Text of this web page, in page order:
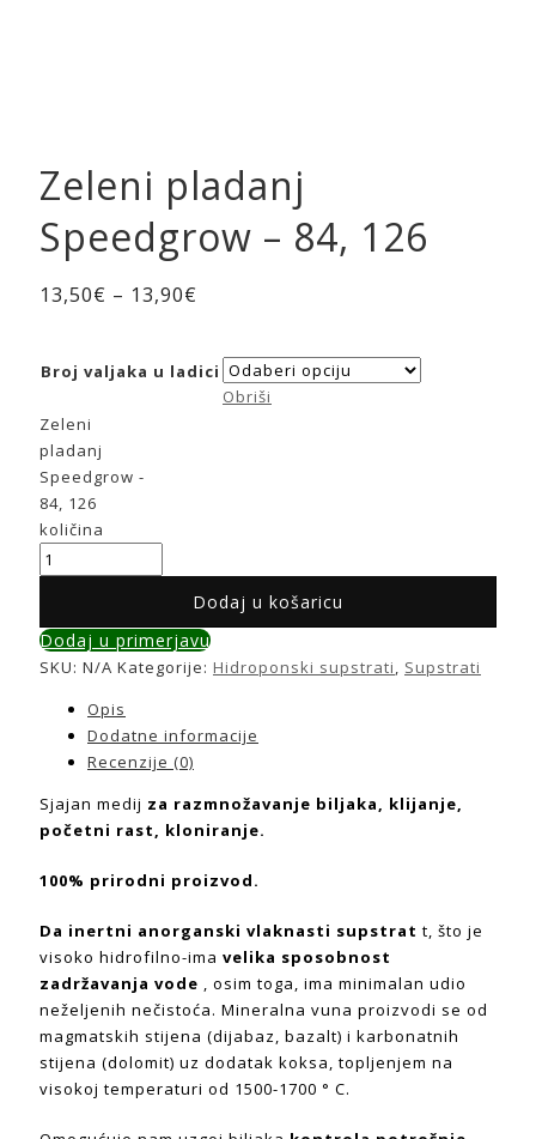
Zeleni pladanj
Speedgrow – 84, 126
13,50€ – 13,90€
Broj valjaka u ladici
Obriši
Zeleni
pladanj
Speedgrow -
84, 126
količina
Dodaj u košaricu
Dodaj u primerjavu
SKU: N/A Kategorije: Hidroponski supstrati, Supstrati
Opis
Dodatne informacije
Recenzije (0)
Sjajan medij za razmnožavanje biljaka, klijanje,
početni rast, kloniranje.
100% prirodni proizvod.
Da inertni anorganski vlaknasti supstrat t, što je
visoko hidrofilno-ima velika sposobnost
zadržavanja vode , osim toga, ima minimalan udio
neželjenih nečistoća. Mineralna vuna proizvodi se od
magmatskih stijena (dijabaz, bazalt) i karbonatnih
stijena (dolomit) uz dodatak koksa, topljenjem na
visokoj temperaturi od 1500-1700 ° C.